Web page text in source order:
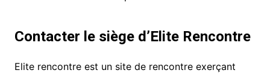
Contacter le siège d’Elite Rencontre
Elite rencontre est un site de rencontre exerçant